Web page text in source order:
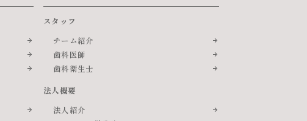
スタッフ
チーム紹介
歯科医師
歯科衛生士
法人概要
法人紹介